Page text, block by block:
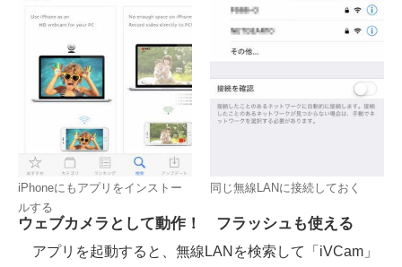
iPhoneにもアプリをインストー
ルする
同じ無線LANに接続しておく
ウェブカメラとして動作！ フラッシュも使える
アプリを起動すると、無線LANを検索して「iVCam」